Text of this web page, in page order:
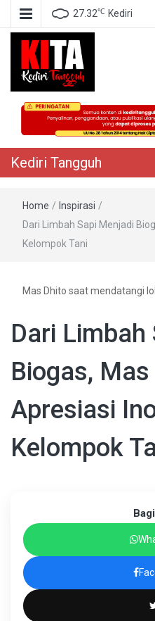
27.32℃ Kediri
Kediri
Berita Akurat Terpercaya
Kediri Tangguh
Home / Inspirasi /
Dari Limbah Sapi Menjadi
Kelompok Tani
Mas Dhito saat mendatangi
Dari Limbah
Biogas,
Apresiasi
Kelompok